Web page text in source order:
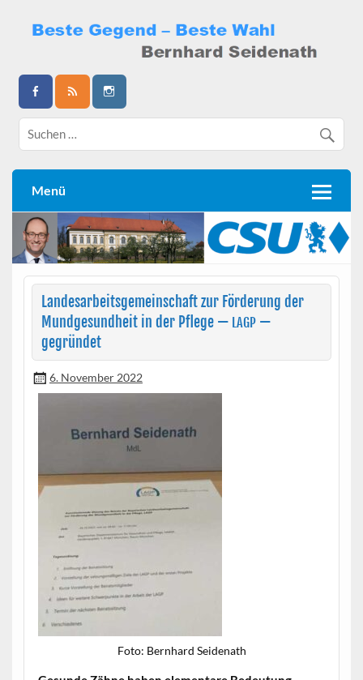
content
Bernhard Seidenath
Menü
Landesarbeitsgemeinschaft zur Förderung der
Mundgesundheit in der Pflege — LAGP—
gegründet
6. November 2022
Foto: Bern­hard Seidenath